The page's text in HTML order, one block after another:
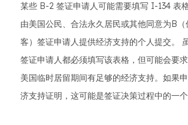
某些 B-2 签证申请人可能需要填写 I-134 表
由美国公民、合法永久居民或其他同意为B
客）签证申请人提供经济支持的个人提交。
签证申请人都必须填写该表格，但可能会要
美国临时居留期间有足够的经济支持。如果
济支持证明，这可能是签证决策过程中的一个